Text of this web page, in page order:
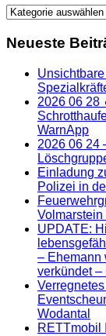
Kategorien
Neueste
2026 06 28
WarnApp
2026 06 24
Einladung
Polizei in
UPDATE:
– Ehemann
verkündet –
Wodantal
RETTmobil